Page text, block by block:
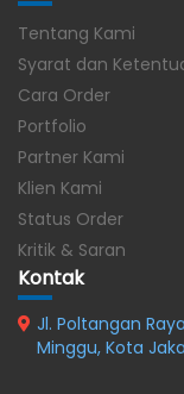
Tentang Kami
Syarat dan
Cara Order
Portfolio
Partner Kami
Klien Kami
Status Order
Kritik & Saran
Kontak
Jl. Poltangan Raya
Minggu, Kota